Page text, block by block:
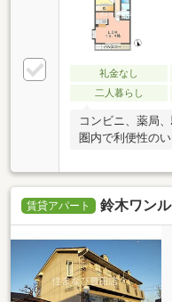
礼金なし
二人暮らし
コンビニ、薬局
圏内で利便性の
賃貸アパート 鈴木ワン